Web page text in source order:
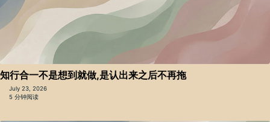
知行合一不是想到就做,是认出来之后不再拖
July 23, 2026
5 分钟阅读